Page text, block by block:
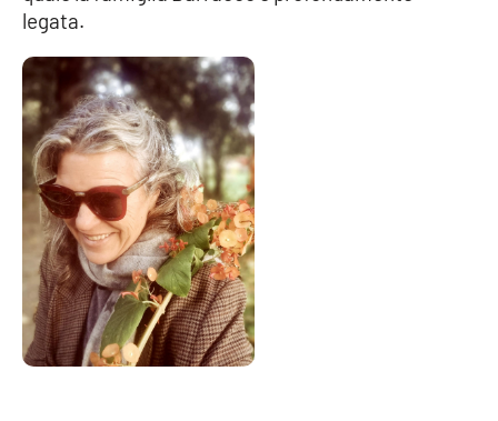
Venti di comunicazione
STREAMING
LaC TV
LaC Network
LaC OnAir
EDIZIONI
LOCALI
legata.